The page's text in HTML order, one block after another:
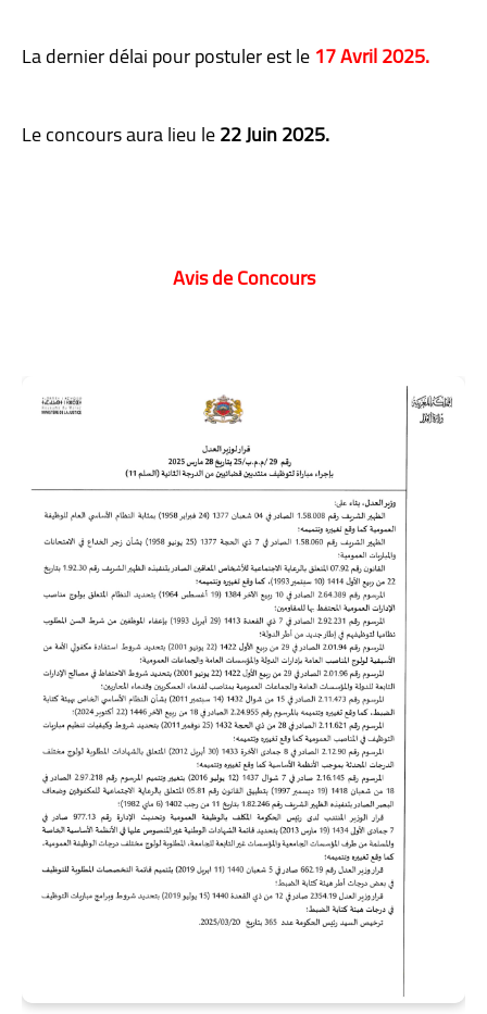
La dernier délai pour postuler est le17 Avril 2025.
Le concours aura lieu le22 Juin 2025.
Avis de Concours